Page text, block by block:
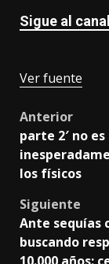
Sigue al
Ver fuente
Post
Anterior
parte 2′ no
los físicos
Siguiente
Ante sequías
buscando
10.000 años: